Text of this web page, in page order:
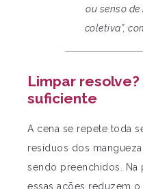
ou senso
coletiva”,
Limpar resolve?
suficiente
A cena se repete toda
resíduos dos
sendo preenchidos. Na
essas ações reduzem